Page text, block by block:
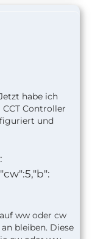
habe ich
Controller
und
ww oder cw
bleiben. Diese